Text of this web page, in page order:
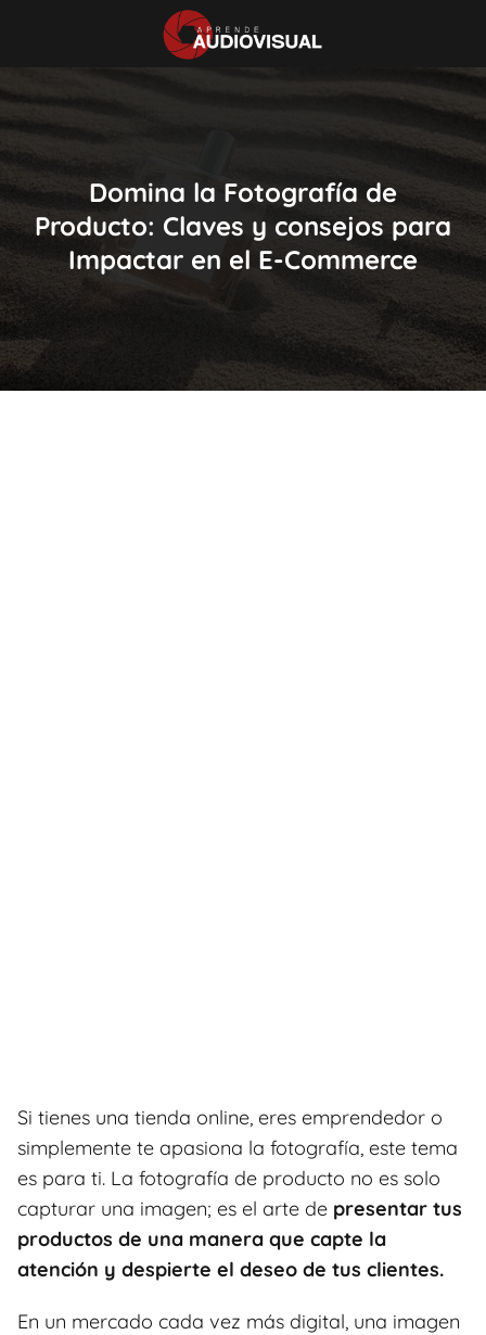
Domina la Fotografía de
Producto: Claves y consejos para
Impactar en el E-Commerce
Si tienes una tienda online, eres emprendedor o
simplemente te apasiona la fotografía, este tema
es para ti. La fotografía de producto no es solo
capturar una imagen; es el arte de presentar tus
productos de una manera que capte la
atención y despierte el deseo de tus clientes.
En un mercado cada vez más digital, una imagen